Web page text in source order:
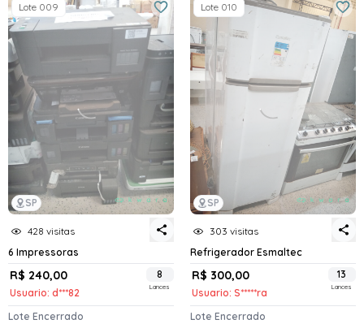
SP
Lote 009
428 visitas
6 Impressoras
R$ 240,00
Usuario: d***82
8
Lances
Lote Encerrado
SP
Lote 010
303 visitas
Refrigerador Esmaltec
R$ 300,00
Usuario: S*****ra
13
Lances
Lote Encerrado